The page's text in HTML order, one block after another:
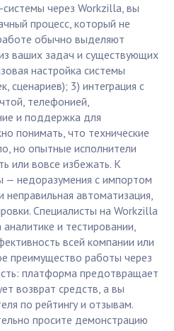
системы через Workzilla, вы
процесс, который не
обычно выделяют
ваших задач и существующих
настройка системы
сценариев); 3) интеграция с
телефонией,
и поддержка для
понимать, что технические
но опытные исполнители
или вовсе избежать. К
— недоразумения с импортом
автоматизация,
Специалисты на Workzilla
и тестировании,
всей компании или
преимущество работы через
платформа предотвращает
возврат средств, а вы
по рейтингу и отзывам.
просите демонстрацию